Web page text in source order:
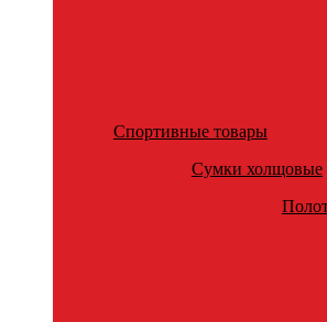
Спортивные товары
Сумки холщовые